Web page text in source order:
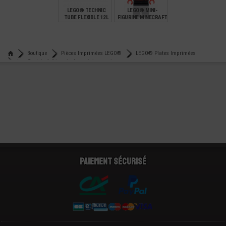
LEGO® TECHNIC
TUBE FLEXIBLE 12L
LEGO® MINI-
FIGURINE MINECRAFT
Boutique
Pièces Imprimées LEGO®
LEGO® Plates Imprimées
Lego® plate 4x6 imprimée captain america
Paiement sécurisé